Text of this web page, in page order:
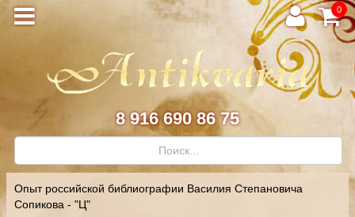
0
8 916 690 86 75
Опыт российской библиографии Василия Степановича
Сопикова - "Ц"